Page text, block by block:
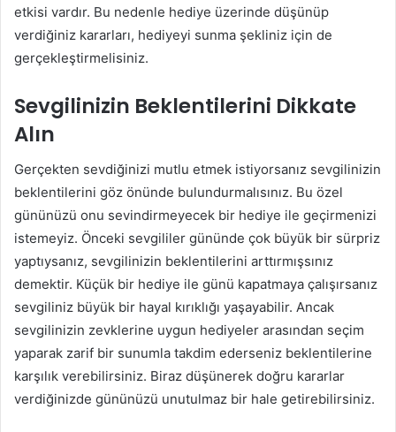
etkisi vardır. Bu nedenle hediye üzerinde düşünüp
verdiğiniz kararları, hediyeyi sunma şekliniz için de
gerçekleştirmelisiniz.
Sevgilinizin Beklentilerini Dikkate
Alın
Gerçekten sevdiğinizi mutlu etmek istiyorsanız sevgilinizin
beklentilerini göz önünde bulundurmalısınız. Bu özel
gününüzü onu sevindirmeyecek bir hediye ile geçirmenizi
istemeyiz. Önceki sevgililer gününde çok büyük bir sürpriz
yaptıysanız, sevgilinizin beklentilerini arttırmışsınız
demektir. Küçük bir hediye ile günü kapatmaya çalışırsanız
sevgiliniz büyük bir hayal kırıklığı yaşayabilir. Ancak
sevgilinizin zevklerine uygun hediyeler arasından seçim
yaparak zarif bir sunumla takdim ederseniz beklentilerine
karşılık verebilirsiniz. Biraz düşünerek doğru kararlar
verdiğinizde gününüzü unutulmaz bir hale getirebilirsiniz.